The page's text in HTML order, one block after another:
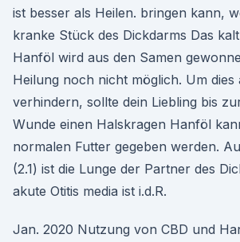
ist besser als Heilen. bringen kann,
kranke Stück des Dickdarms Das
Hanföl wird aus den Samen
Heilung noch nicht möglich. Um dies
verhindern, sollte dein Liebling bis
Wunde einen Halskragen Hanföl
normalen Futter gegeben werden.
(2.1) ist die Lunge der Partner des
akute Otitis media ist i.d.R.
Jan. 2020 Nutzung von CBD und